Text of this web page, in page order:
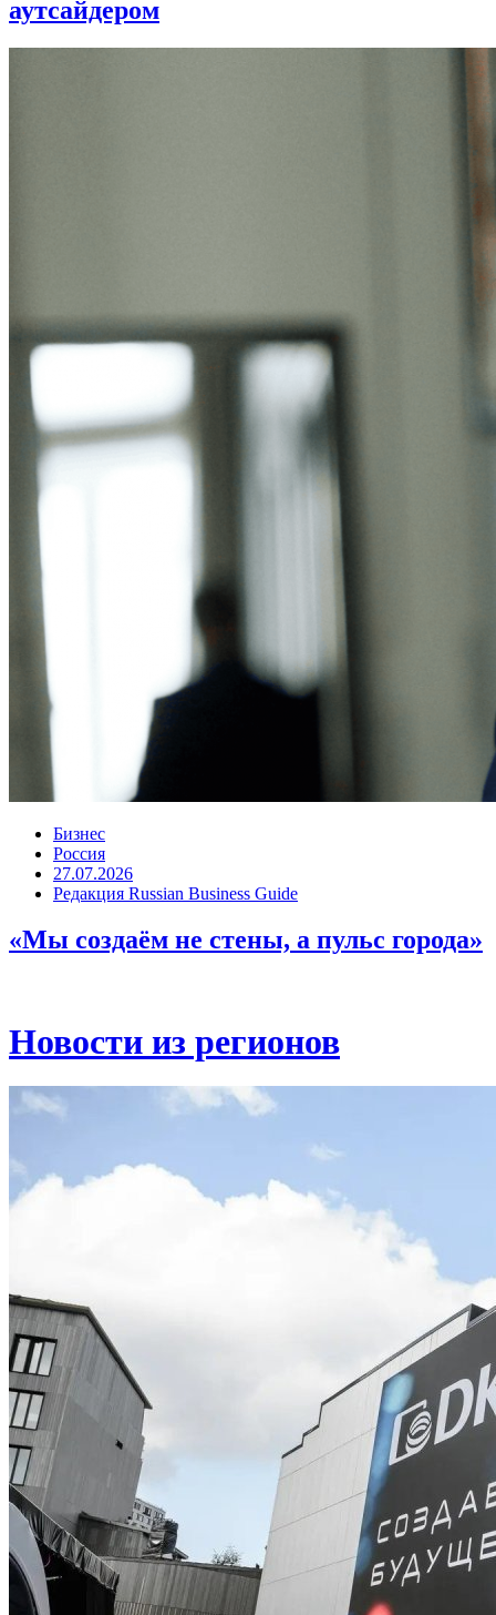
аутсайдером
Бизнес
Россия
27.07.2026
Редакция Russian Business Guide
«Мы создаём не стены, а пульс города»
Новости из регионов